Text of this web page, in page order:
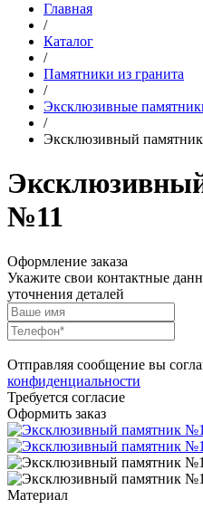
Главная
/
Каталог
/
Памятники из гранита
/
Эксклюзивные
/
Эксклюзивный
№11
Оформление заказа
Укажите свои контактные
уточнения деталей
Отправляя сообщение вы
конфиденциальности
Требуется согласие
Оформить заказ
Материал